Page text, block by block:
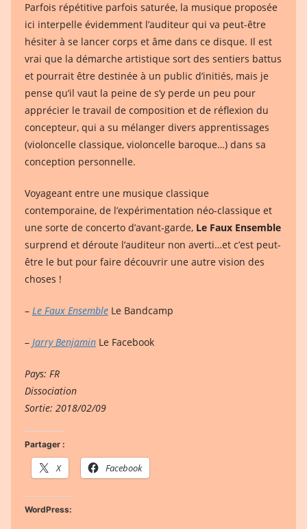
Parfois répétitive parfois saturée, la musique proposée
ici interpelle évidemment l’auditeur qui va peut-être
hésiter à se lancer corps et âme dans ce disque. Il est
vrai que la démarche artistique sort des sentiers battus
et pourrait être destinée à un public d’initiés, mais je
pense qu’il vaut la peine de s’y perde un peu pour
apprécier le travail de composition et de réflexion du
concepteur, qui a su mélanger divers apprentissages
(violoncelle classique, violoncelle baroque…) dans sa
conception personnelle.
Voyageant entre une musique classique
contemporaine, de l’expérimentation néo-classique et
une sorte de concerto d’avant-garde, Le Faux Ensemble
surprend et déroute l’auditeur non averti…et c’est peut-
être le but pour faire découvrir une autre vision des
choses !
– Le Faux Ensemble Le Bandcamp
– Jarry Benjamin Le Facebook
Pays: FR
Dissociation
Sortie: 2018/02/09
Partager :
X Facebook
WordPress: